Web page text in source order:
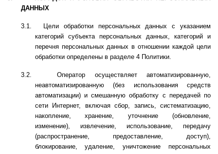
ДАННЫХ
3.1.
Цели обработки персональных данных с указанием
категорий субъекта персональных данных, категорий и
перечня персональных данных в отношении каждой цели
обработки определены в разделе 4 Политики.
3.2.
Оператор осуществляет автоматизированную,
неавтоматизированную (без использования средств
автоматизации) и смешанную обработку с передачей по
сети Интернет, включая сбор, запись, систематизацию,
накопление, хранение, уточнение (обновление,
изменение), извлечение, использование, передачу
(распространение, предоставление, доступ),
блокирование, удаление, уничтожение персональных